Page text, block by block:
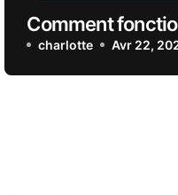
Comment
charlotte Avr 22,